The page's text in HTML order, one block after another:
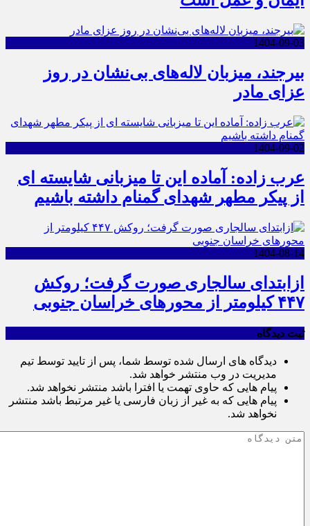
1404-09-03
بیرجند، میزبان لاله‌های بی‌نشان در روز
عزای مادر
1404-09-02
عرب زاده: آماده این تا میزبانی شایسته ای
از پیکر مطهر شهدای گمنام داشته باشیم
1404-08-14
ازابتدای سالجاری صورت گرفت؛ روکش
۴۴۷ کیلومتر از محورهای خراسان جنوبی
ثبت دیدگاه
دیدگاه های ارسال شده توسط شما، پس از تایید توسط تیم
مدیریت در وب منتشر خواهد شد.
پیام هایی که حاوی تهمت یا افترا باشد منتشر نخواهد شد.
پیام هایی که به غیر از زبان فارسی یا غیر مرتبط باشد منتشر
نخواهد شد.